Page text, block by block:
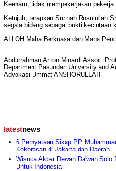
Keenam, tidak mempekerjakan
Ketujuh, terapkan Sunnah Rosulullah
segala bidang sebagai bukti kecintaan
ALLOH Maha Berkuasa dan Maha
Abdurrahman Anton Minardi Assoc.
Department Pasundan University and
Advokasi Ummat ANSHORULLAH
latestnews
6 Pernyataan Sikap PP.
Kekerasan di Jakarta dan Daerah
Wisuda Akbar Dewan Da'wah Solo
Untuk Indonesia